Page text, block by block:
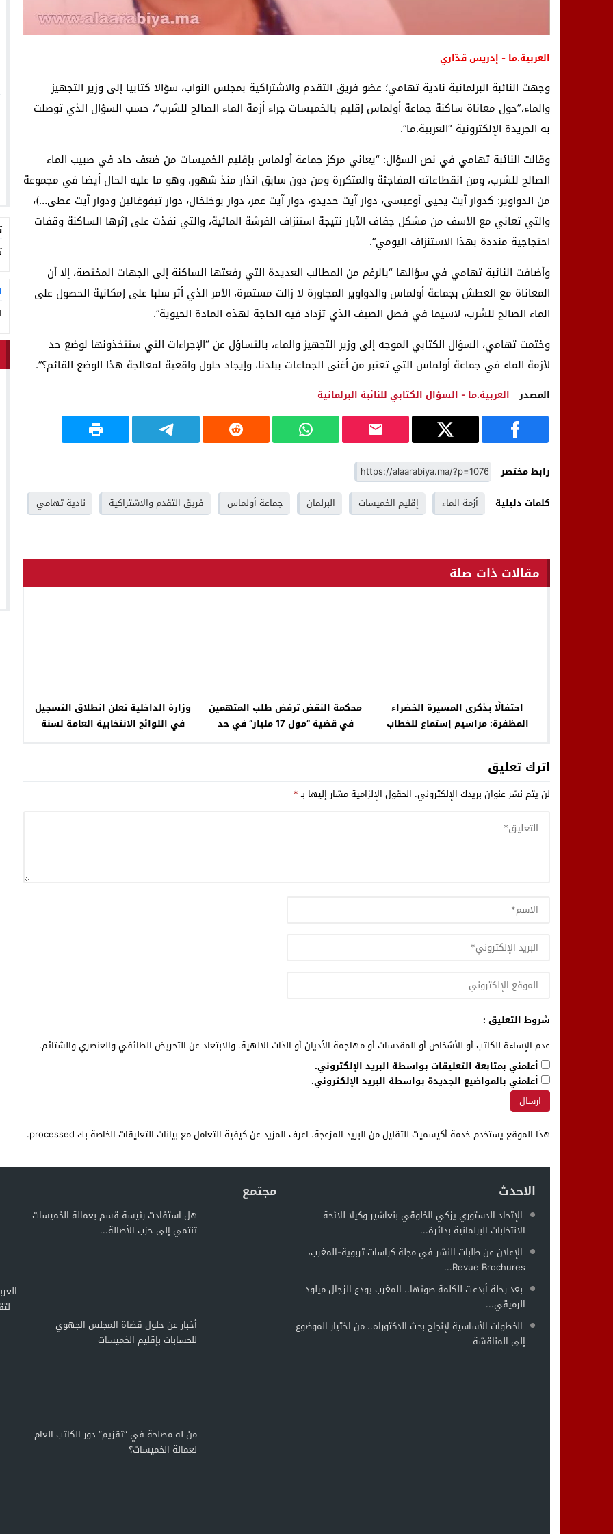
العربية.ما - إدريس قدّاري
وجهت النائبة البرلمانية نادية تهامي؛ عضو فريق التقدم والاشتراكية بمجلس النواب، سؤالا كتابيا إلى وزير التجهيز
والماء،”حول معاناة ساكنة جماعة أولماس إقليم بالخميسات جراء أزمة الماء الصالح للشرب”، حسب السؤال الذي توصلت
به الجريدة الإلكترونية “العربية.ما”.
وقالت النائبة تهامي في نص السؤال: “يعاني مركز جماعة أولماس بإقليم الخميسات من ضعف حاد في صبيب الماء
الصالح للشرب، ومن انقطاعاته المفاجئة والمتكررة ومن دون سابق انذار منذ شهور، وهو ما عليه الحال أيضا في مجموعة
من الدواوير: كدوار آيت يحيى أوعيسى، دوار آيت حديدو، دوار آيت عمر، دوار بوخلخال، دوار تيفوغالين ودوار آيت عطى…)،
والتي تعاني مع الأسف من مشكل جفاف الآبار نتيجة استنزاف الفرشة المائية، والتي نفذت على إثرها الساكنة وقفات
احتجاجية منددة بهذا الاستنزاف اليومي”.
وأضافت النائبة تهامي في سؤالها “بالرغم من المطالب العديدة التي رفعتها الساكنة إلى الجهات المختصة، إلا أن
المعاناة مع العطش بجماعة أولماس والدواوير المجاورة لا زالت مستمرة، الأمر الذي أثر سلبا على إمكانية الحصول على
الماء الصالح للشرب، لاسيما في فصل الصيف الذي تزداد فيه الحاجة لهذه المادة الحيوية”.
وختمت تهامي، السؤال الكتابي الموجه إلى وزير التجهيز والماء، بالتساؤل عن “الإجراءات التي ستتخذونها لوضع حد
لأزمة الماء في جماعة أولماس التي تعتبر من أغنى الجماعات ببلدنا، وإيجاد حلول واقعية لمعالجة هذا الوضع القائم؟”.
المصدر العربية.ما - السؤال الكتابي للنائبة البرلمانية
رابط مختصر
كلمات دليلية
أزمة الماء إقليم الخميسات البرلمان جماعة أولماس فريق التقدم والاشتراكية نادية تهامي
مقالات ذات صلة
احتفالًا بذكرى المسيرة الخضراء
المظفرة: مراسيم إستماع للخطاب
محكمة النقض ترفض طلب المتهمين
في قضية “مول 17 مليار” في حد
وزارة الداخلية تعلن انطلاق التسجيل
في اللوائح الانتخابية العامة لسنة
اترك تعليق
لن يتم نشر عنوان بريدك الإلكتروني. الحقول الإلزامية مشار إليها بـ*
شروط التعليق :
عدم الإساءة للكاتب أو للأشخاص أو للمقدسات أو مهاجمة الأديان أو الذات الالهية. والابتعاد عن التحريض الطائفي والعنصري والشتائم.
أعلمني بمتابعة التعليقات بواسطة البريد الإلكتروني.
أعلمني بالمواضيع الجديدة بواسطة البريد الإلكتروني.
هذا الموقع يستخدم خدمة أكيسميت للتقليل من البريد المزعجة. اعرف المزيد عن كيفية التعامل مع بيانات التعليقات الخاصة بك processed .
الاحدث
الإتحاد الدستوري يزكي الخلوقي بنعاشير وكيلا للائحة
الانتخابات البرلمانية بدائرة...
الإعلان عن طلبات النشر في مجلة كراسات تربوية-المغرب،
Revue Brochures...
بعد رحلة أبدعت للكلمة صوتها.. المغرب يودع الزجال ميلود
الرميقي...
الخطوات الأساسية لإنجاح بحث الدكتوراه.. من اختيار الموضوع
إلى المناقشة
مجتمع
هل استفادت رئيسة قسم بعمالة الخميسات
تنتمي إلى حزب الأصالة...
أخبار عن حلول قضاة المجلس الجهوي
للحسابات بإقليم الخميسات
من له مصلحة في “تقزيم” دور الكاتب العام
لعمالة الخميسات؟